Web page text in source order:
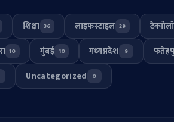
शिक्षा 36 लाइफस्टाइल 29
10 मुंबई 10 मध्यप्रदेश 9
Uncategorized 0